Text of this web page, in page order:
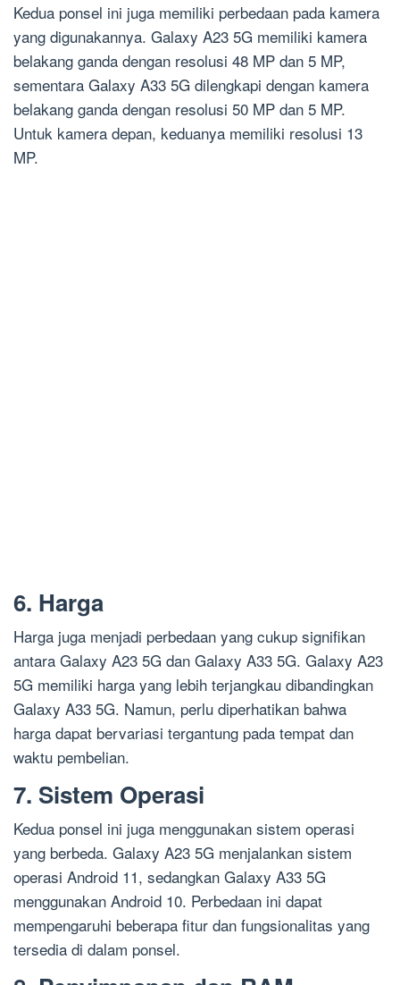
Kedua ponsel ini juga memiliki perbedaan pada kamera
yang digunakannya. Galaxy A23 5G memiliki kamera
belakang ganda dengan resolusi 48 MP dan 5 MP,
sementara Galaxy A33 5G dilengkapi dengan kamera
belakang ganda dengan resolusi 50 MP dan 5 MP.
Untuk kamera depan, keduanya memiliki resolusi 13
MP.
6. Harga
Harga juga menjadi perbedaan yang cukup signifikan
antara Galaxy A23 5G dan Galaxy A33 5G. Galaxy A23
5G memiliki harga yang lebih terjangkau dibandingkan
Galaxy A33 5G. Namun, perlu diperhatikan bahwa
harga dapat bervariasi tergantung pada tempat dan
waktu pembelian.
7. Sistem Operasi
Kedua ponsel ini juga menggunakan sistem operasi
yang berbeda. Galaxy A23 5G menjalankan sistem
operasi Android 11, sedangkan Galaxy A33 5G
menggunakan Android 10. Perbedaan ini dapat
mempengaruhi beberapa fitur dan fungsionalitas yang
tersedia di dalam ponsel.